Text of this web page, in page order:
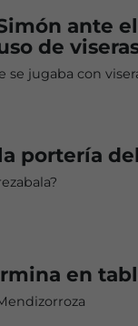
ante
de
se jugaba con
portería
en